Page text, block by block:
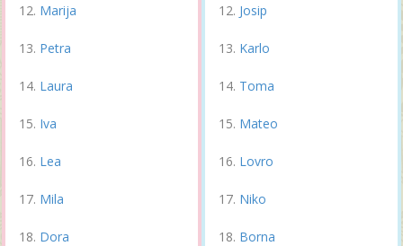
Marija
Petra
Laura
Iva
Lea
Mila
Dora
Josip
Karlo
Toma
Mateo
Lovro
Niko
Borna